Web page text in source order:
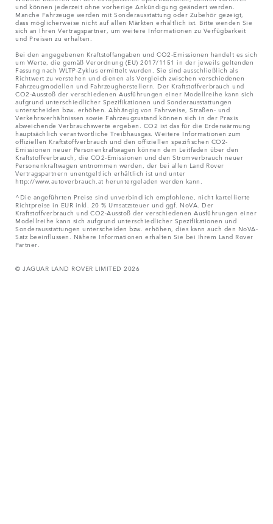
und können jederzeit ohne vorherige Ankündigung geändert werden.
Manche Fahrzeuge werden mit Sonderausstattung oder Zubehör gezeigt,
dass möglicherweise nicht auf allen Märkten erhältlich ist. Bitte wenden Sie
sich an Ihren Vertragspartner, um weitere Informationen zu Verfügbarkeit
und Preisen zu erhalten.
Bei den angegebenen Kraftstoffangaben und CO2-Emissionen handelt es sich
um Werte, die gemäß Verordnung (EU) 2017/1151 in der jeweils geltenden
Fassung nach WLTP-Zyklus ermittelt wurden. Sie sind ausschließlich als
Richtwert zu verstehen und dienen als Vergleich zwischen verschiedenen
Fahrzeugmodellen und Fahrzeugherstellern. Der Kraftstoffverbrauch und
CO2-Ausstoß der verschiedenen Ausführungen einer Modellreihe kann sich
aufgrund unterschiedlicher Spezifikationen und Sonderausstattungen
unterscheiden bzw. erhöhen. Abhängig von Fahrweise, Straßen- und
Verkehrsverhältnissen sowie Fahrzeugzustand können sich in der Praxis
abweichende Verbrauchswerte ergeben. CO2 ist das für die Erderwärmung
hauptsächlich verantwortliche Treibhausgas. Weitere Informationen zum
offiziellen Kraftstoffverbrauch und den offiziellen spezifischen CO2-
Emissionen neuer Personenkraftwagen können dem Leitfaden über den
Kraftstoffverbrauch, die CO2-Emissionen und den Stromverbrauch neuer
Personenkraftwagen entnommen werden, der bei allen Land Rover
Vertragspartnern unentgeltlich erhältlich ist und unter
http://www.autoverbrauch.at heruntergeladen werden kann.
^Die angeführten Preise sind unverbindlich empfohlene, nicht kartellierte
Richtpreise in EUR inkl. 20 % Umsatzsteuer und ggf. NoVA. Der
Kraftstoffverbrauch und CO2-Ausstoß der verschiedenen Ausführungen einer
Modellreihe kann sich aufgrund unterschiedlicher Spezifikationen und
Sonderausstattungen unterscheiden bzw. erhöhen, dies kann auch den NoVA-
Satz beeinflussen. Nähere Informationen erhalten Sie bei Ihrem Land Rover
Partner.
© JAGUAR LAND ROVER LIMITED 2026